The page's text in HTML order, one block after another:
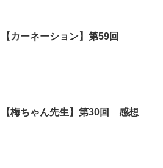
【カーネーション】第59回
【梅ちゃん先生】第30回 感想